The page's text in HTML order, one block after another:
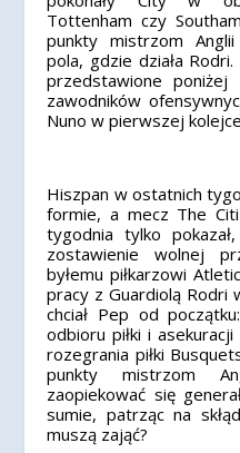
Tottenham czy
punkty mistrzom
pola, gdzie działa
przedstawione poniżej
zawodników
Nuno w pierwszej
Hiszpan w ostatnich
formie, a mecz The
tygodnia tylko
zostawienie wolnej
byłemu piłkarzowi
pracy z Guardiolą Rodri
chciał Pep od
odbioru piłki i
rozegrania piłki
punkty mistrzom
zaopiekować się
sumie, patrząc na
muszą zająć?